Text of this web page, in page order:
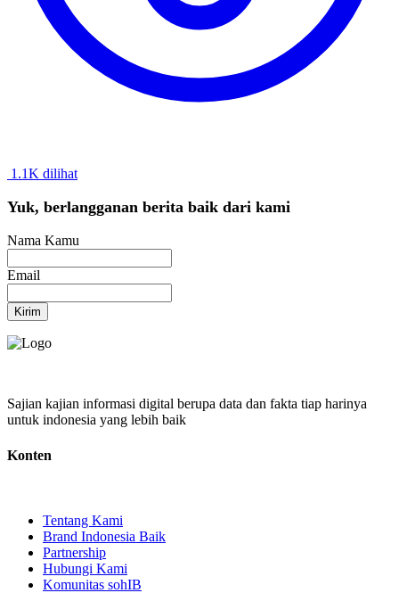
1.1K dilihat
Yuk, berlangganan berita baik dari kami
Nama Kamu
Email
Kirim
Sajian kajian informasi digital berupa data dan fakta tiap harinya
untuk indonesia yang lebih baik
Konten
Tentang Kami
Brand Indonesia Baik
Partnership
Hubungi Kami
Komunitas sohIB